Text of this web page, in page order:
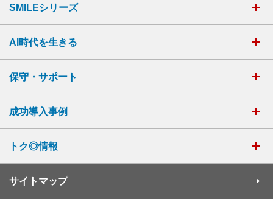
SMILEシリーズ
AI時代を生きる
保守・サポート
成功導入事例
トク◎情報
サイトマップ